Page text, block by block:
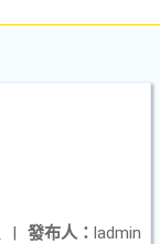
發布人： ladmin
|